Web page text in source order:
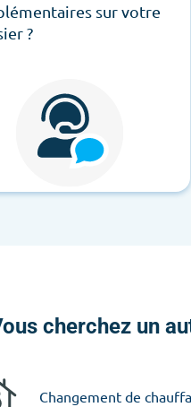
sur votre
?
cherchez un
Changement de